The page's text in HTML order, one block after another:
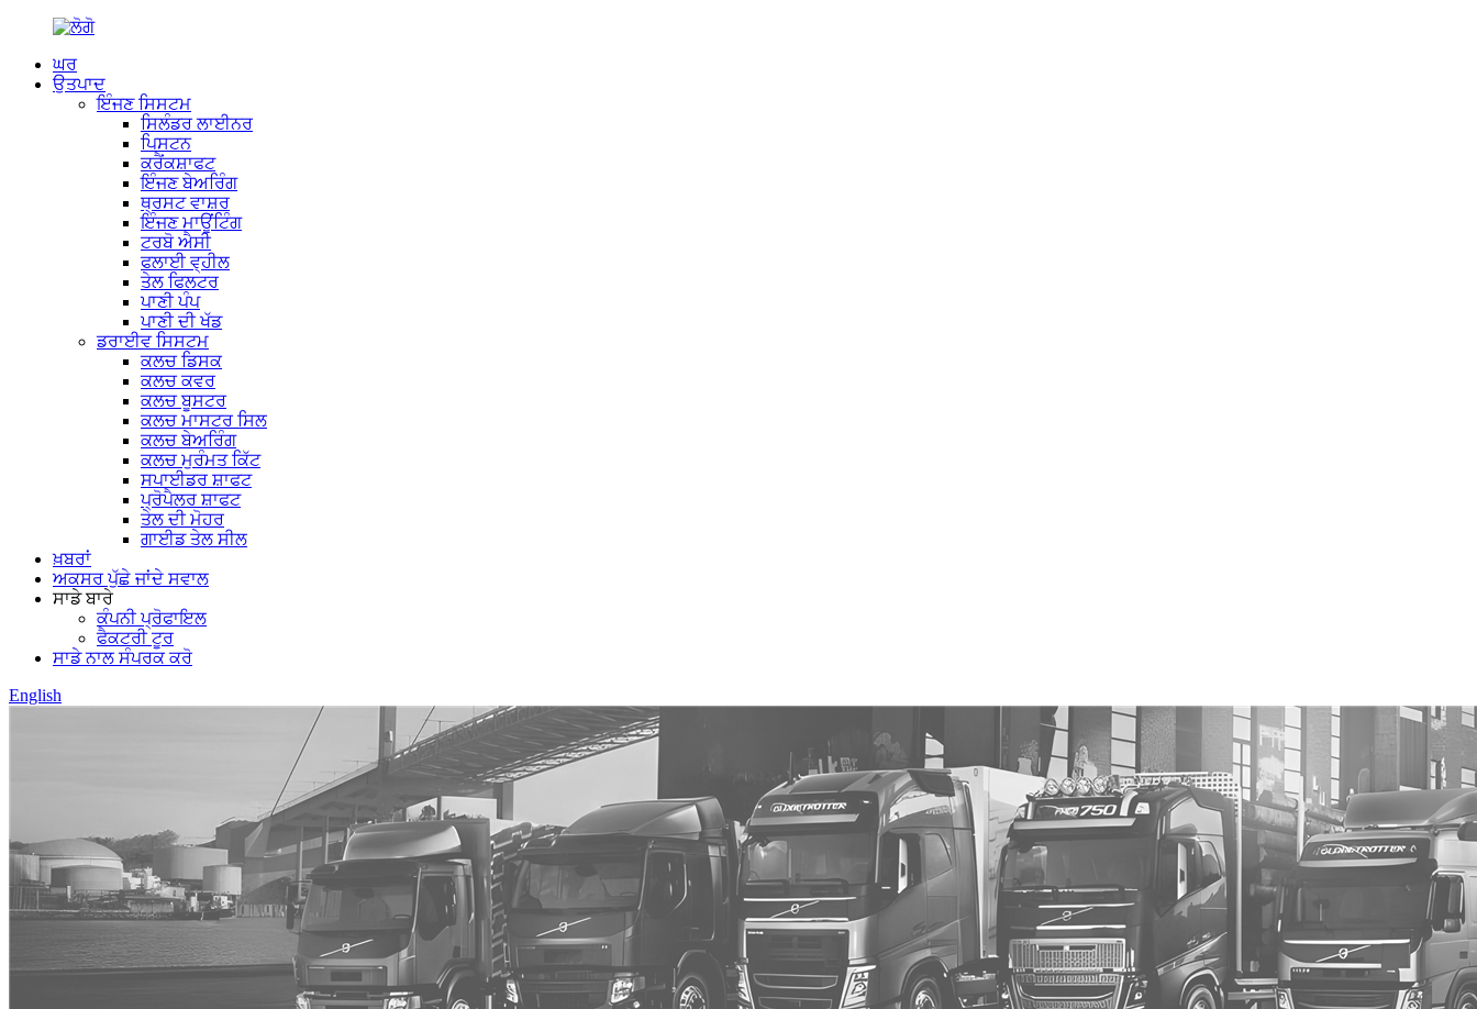
ਘਰ
ਉਤਪਾਦ
ਇੰਜਣ ਸਿਸਟਮ
ਸਿਲੰਡਰ ਲਾਈਨਰ
ਪਿਸਟਨ
ਕਰੈਂਕਸ਼ਾਫਟ
ਇੰਜਣ ਬੇਅਰਿੰਗ
ਥ੍ਰਸਟ ਵਾਸ਼ਰ
ਇੰਜਣ ਮਾਊਂਟਿੰਗ
ਟਰਬੋ ਐਸੀ
ਫਲਾਈ ਵ੍ਹੀਲ
ਤੇਲ ਫਿਲਟਰ
ਪਾਣੀ ਪੰਪ
ਪਾਣੀ ਦੀ ਖੱਡ
ਡਰਾਈਵ ਸਿਸਟਮ
ਕਲਚ ਡਿਸਕ
ਕਲਚ ਕਵਰ
ਕਲਚ ਬੂਸਟਰ
ਕਲਚ ਮਾਸਟਰ ਸਿਲ
ਕਲਚ ਬੇਅਰਿੰਗ
ਕਲਚ ਮੁਰੰਮਤ ਕਿੱਟ
ਸਪਾਈਡਰ ਸ਼ਾਫਟ
ਪ੍ਰੋਪੈਲਰ ਸ਼ਾਫਟ
ਤੇਲ ਦੀ ਮੋਹਰ
ਗਾਈਡ ਤੇਲ ਸੀਲ
ਖ਼ਬਰਾਂ
ਅਕਸਰ ਪੁੱਛੇ ਜਾਂਦੇ ਸਵਾਲ
ਸਾਡੇ ਬਾਰੇ
ਕੰਪਨੀ ਪ੍ਰੋਫਾਇਲ
ਫੈਕਟਰੀ ਟੂਰ
ਸਾਡੇ ਨਾਲ ਸੰਪਰਕ ਕਰੋ
English